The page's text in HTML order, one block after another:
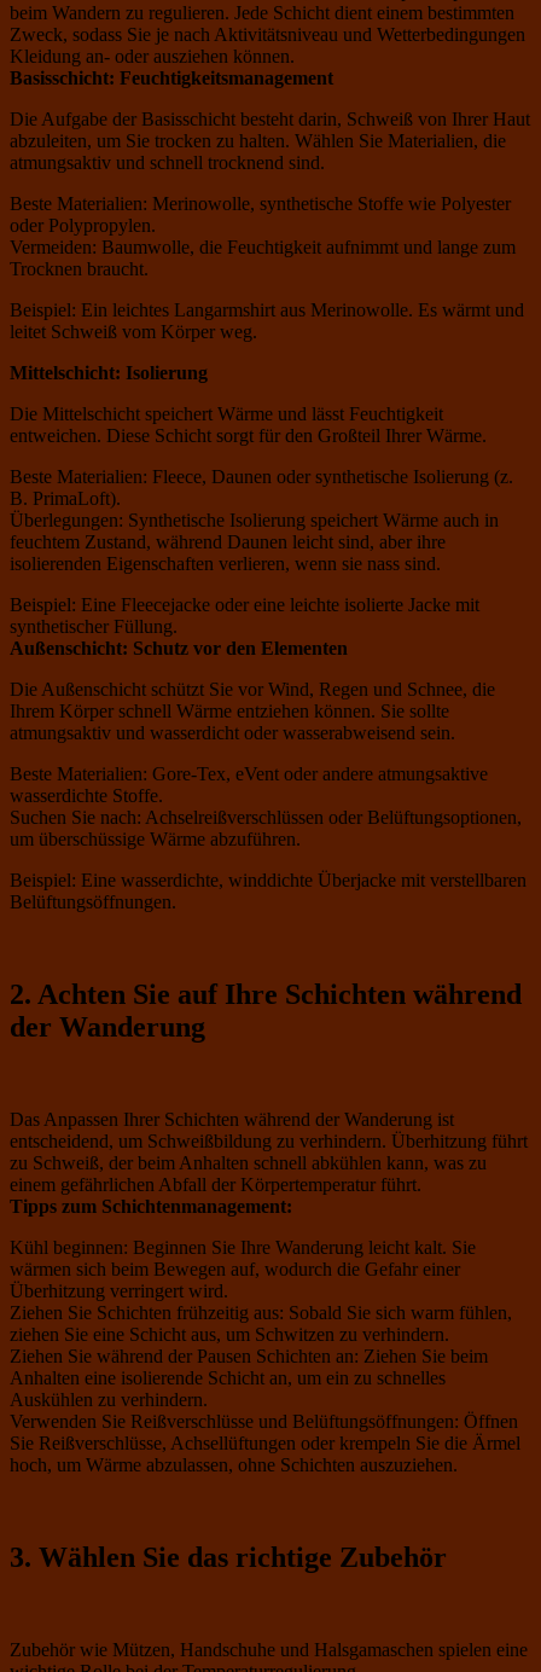
beim Wandern zu regulieren. Jede Schicht dient einem bestimmten
Zweck, sodass Sie je nach Aktivitätsniveau und Wetterbedingungen
Kleidung an- oder ausziehen können.
Basisschicht: Feuchtigkeitsmanagement
Die Aufgabe der Basisschicht besteht darin, Schweiß von Ihrer Haut
abzuleiten, um Sie trocken zu halten. Wählen Sie Materialien, die
atmungsaktiv und schnell trocknend sind.
Beste Materialien: Merinowolle, synthetische Stoffe wie Polyester
oder Polypropylen.
Vermeiden: Baumwolle, die Feuchtigkeit aufnimmt und lange zum
Trocknen braucht.
Beispiel: Ein leichtes Langarmshirt aus Merinowolle. Es wärmt und
leitet Schweiß vom Körper weg.
Mittelschicht: Isolierung
Die Mittelschicht speichert Wärme und lässt Feuchtigkeit
entweichen. Diese Schicht sorgt für den Großteil Ihrer Wärme.
Beste Materialien: Fleece, Daunen oder synthetische Isolierung (z.
B. PrimaLoft).
Überlegungen: Synthetische Isolierung speichert Wärme auch in
feuchtem Zustand, während Daunen leicht sind, aber ihre
isolierenden Eigenschaften verlieren, wenn sie nass sind.
Beispiel: Eine Fleecejacke oder eine leichte isolierte Jacke mit
synthetischer Füllung.
Außenschicht: Schutz vor den Elementen
Die Außenschicht schützt Sie vor Wind, Regen und Schnee, die
Ihrem Körper schnell Wärme entziehen können. Sie sollte
atmungsaktiv und wasserdicht oder wasserabweisend sein.
Beste Materialien: Gore-Tex, eVent oder andere atmungsaktive
wasserdichte Stoffe.
Suchen Sie nach: Achselreißverschlüssen oder Belüftungsoptionen,
um überschüssige Wärme abzuführen.
Beispiel: Eine wasserdichte, winddichte Überjacke mit verstellbaren
Belüftungsöffnungen.
2. Achten Sie auf Ihre Schichten während
der Wanderung
Das Anpassen Ihrer Schichten während der Wanderung ist
entscheidend, um Schweißbildung zu verhindern. Überhitzung führt
zu Schweiß, der beim Anhalten schnell abkühlen kann, was zu
einem gefährlichen Abfall der Körpertemperatur führt.
Tipps zum Schichtenmanagement:
Kühl beginnen: Beginnen Sie Ihre Wanderung leicht kalt. Sie
wärmen sich beim Bewegen auf, wodurch die Gefahr einer
Überhitzung verringert wird.
Ziehen Sie Schichten frühzeitig aus: Sobald Sie sich warm fühlen,
ziehen Sie eine Schicht aus, um Schwitzen zu verhindern.
Ziehen Sie während der Pausen Schichten an: Ziehen Sie beim
Anhalten eine isolierende Schicht an, um ein zu schnelles
Auskühlen zu verhindern.
Verwenden Sie Reißverschlüsse und Belüftungsöffnungen: Öffnen
Sie Reißverschlüsse, Achsellüftungen oder krempeln Sie die Ärmel
hoch, um Wärme abzulassen, ohne Schichten auszuziehen.
3. Wählen Sie das richtige Zubehör
Zubehör wie Mützen, Handschuhe und Halsgamaschen spielen eine